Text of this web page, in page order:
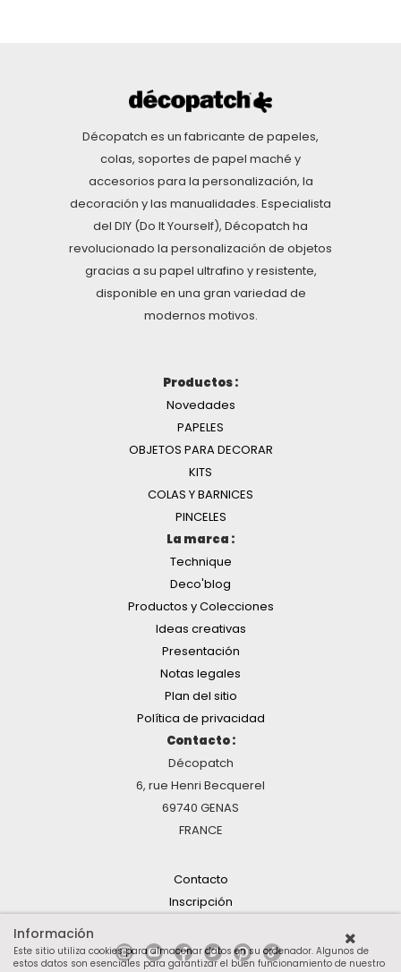
Décopatch es un fabricante de papeles,
colas, soportes de papel maché y
accesorios para la personalización, la
decoración y las manualidades. Especialista
del DIY (Do It Yourself), Décopatch ha
revolucionado la personalización de objetos
gracias a su papel ultrafino y resistente,
disponible en una gran variedad de
modernos motivos.
Productos :
Novedades
PAPELES
OBJETOS PARA DECORAR
KITS
COLAS Y BARNICES
PINCELES
La marca :
Technique
Deco'blog
Productos y Colecciones
Ideas creativas
Presentación
Notas legales
Plan del sitio
Política de privacidad
Contacto :
Décopatch
6, rue Henri Becquerel
69740 GENAS
FRANCE
Contacto
Inscripción
Información
Este sitio utiliza cookies para almacenar datos en su ordenador. Algunos de
estos datos son esenciales para garantizar el buen funcionamiento de nuestro